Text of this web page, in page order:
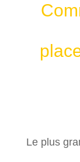
Le plus